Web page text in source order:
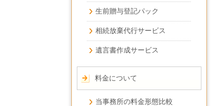
生前贈与登記パック
相続放棄代行サービス
遺言書作成サービス
料金について
当事務所の料金形態比較